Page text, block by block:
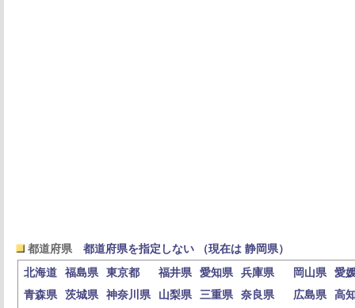
都道府県
都道府県を指定しない （現在は 静岡県）
北海道
福島県 東京都 福井県 愛知県 兵庫県 岡山県
愛
青森県
茨城県 神奈川県 山梨県 三重県 奈良県 広島県
高